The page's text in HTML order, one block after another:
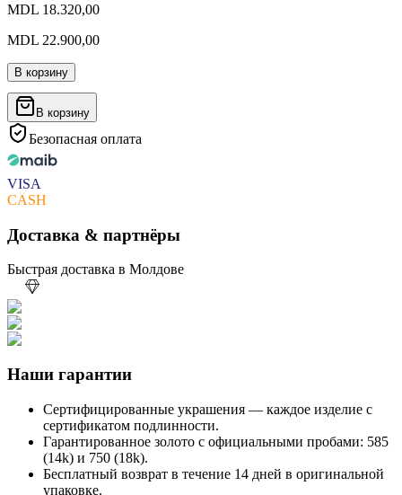
MDL 18.320,00
MDL 22.900,00
В корзину
В корзину
Безопасная оплата
VISA
CASH
Доставка & партнёры
Быстрая доставка в Молдове
Наши гарантии
Сертифицированные украшения — каждое изделие с
сертификатом подлинности.
Гарантированное золото с официальными пробами: 585
(14k) и 750 (18k).
Бесплатный возврат в течение 14 дней в оригинальной
упаковке.